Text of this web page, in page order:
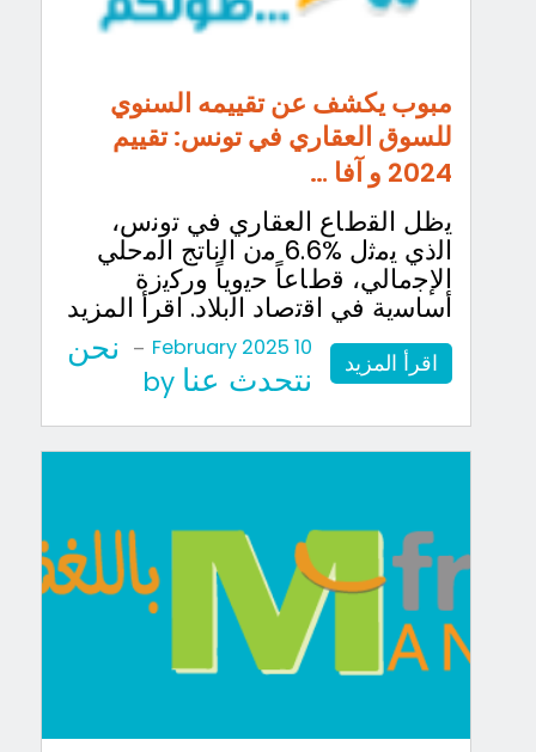
مبوب يكشف عن تقييمه السنوي
للسوق العقاري في تونس: تقييم
2024 و آفا …
ﯾظل اﻟﻘطﺎع اﻟﻌﻘﺎري ﻓﻲ ﺗوﻧس،
اﻟذي ﯾﻣﺛل %6.6 ﻣن اﻟﻧﺎﺗﺞ اﻟﻣﺣﻠﻲ
اﻹﺟﻣﺎﻟﻲ، ﻗطﺎﻋﺎً ﺣﯾوﯾﺎً ورﻛﯾزة
أﺳﺎﺳﯾﺔ ﻓﻲ اﻗﺗﺻﺎد اﻟﺑﻼد. اقرأ المزيد
اقرأ المزيد
10 February 2025
- نحن
نتحدث عنا by